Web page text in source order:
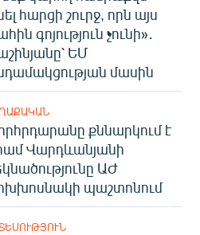
հարցի շուրջ, որն այս
գոյություն չունի»․
ԵՄ
մասին
քննարկում է
Վարդևանյանի
ԱԺ
պաշտոնում